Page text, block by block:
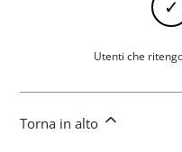
Utenti che
Torna in alto